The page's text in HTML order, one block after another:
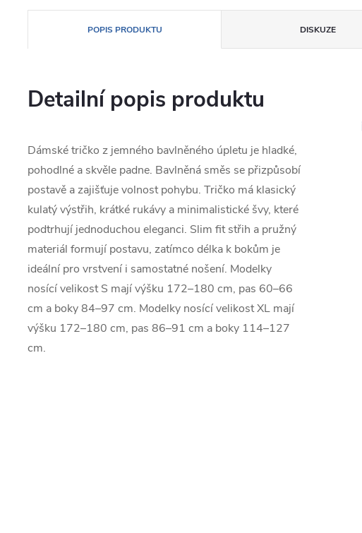
POPIS PRODUKTU DISKUZE
Detailní popis produktu
Dámské tričko z jemného bavlněného úpletu je hladké,
pohodlné a skvěle padne. Bavlněná směs se přizpůsobí
postavě a zajišťuje volnost pohybu. Tričko má klasický
kulatý výstřih, krátké rukávy a minimalistické švy, které
podtrhují jednoduchou eleganci. Slim fit střih a pružný
materiál formují postavu, zatímco délka k bokům je
ideální pro vrstvení i samostatné nošení. Modelky
nosící velikost S mají výšku 172–180 cm, pas 60–66
cm a boky 84–97 cm. Modelky nosící velikost XL mají
výšku 172–180 cm, pas 86–91 cm a boky 114–127
cm.